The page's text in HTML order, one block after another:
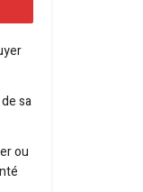
sa
ou